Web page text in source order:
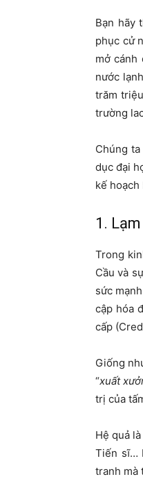
Bạn hãy
phục cử
mở cánh
nước
trăm
trường
Chúng
dục đại
kế hoạch
1.
Trong
Cầu và
sức
cập hóa
cấp
Giống
“xuất
trị của
Hệ quả
Tiến sĩ…
tranh mà